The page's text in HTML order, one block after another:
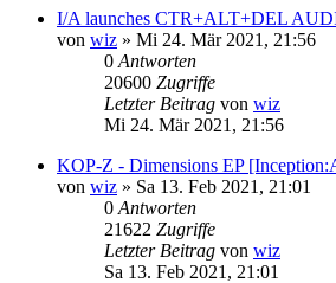
I/A launches CTR+ALT+DEL
von wiz » Mi 24. Mär 2021, 21:56
0 Antworten
20600 Zugriffe
Letzter Beitrag von wiz
Mi 24. Mär 2021, 21:56
KOP-Z - Dimensions EP
von wiz » Sa 13. Feb 2021, 21:01
0 Antworten
21622 Zugriffe
Letzter Beitrag von wiz
Sa 13. Feb 2021, 21:01